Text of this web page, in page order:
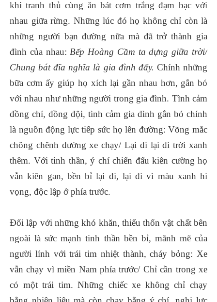
khi tranh thủ cùng ăn bát cơm trắng đạm bạc với
nhau giữa rừng. Những lúc đó họ không chỉ còn là
những người bạn đường nữa mà đã trở thành gia
đình của nhau: Bếp Hoàng Cầm ta dựng giữa trời/
Chung bát đĩa nghĩa là gia đình đấy. Chính những
bữa cơm ấy giúp họ xích lại gần nhau hơn, gắn bó
với nhau như những người trong gia đình. Tình cảm
đồng chí, đồng đội, tình cảm gia đình gắn bó chính
là nguồn động lực tiếp sức họ lên đường: Võng mắc
chông chênh đường xe chạy/ Lại đi lại đi trời xanh
thêm. Với tinh thần, ý chí chiến đấu kiên cường họ
vẫn kiên gan, bền bỉ lại đi, lại đi vì màu xanh hi
vọng, độc lập ở phía trước.
Đối lập với những khó khăn, thiếu thốn vật chất bên
ngoài là sức mạnh tinh thần bền bỉ, mãnh mẽ của
người lính với trái tim nhiệt thành, cháy bỏng: Xe
vẫn chạy vì miền Nam phía trước/ Chỉ cần trong xe
có một trái tim. Những chiếc xe không chỉ chạy